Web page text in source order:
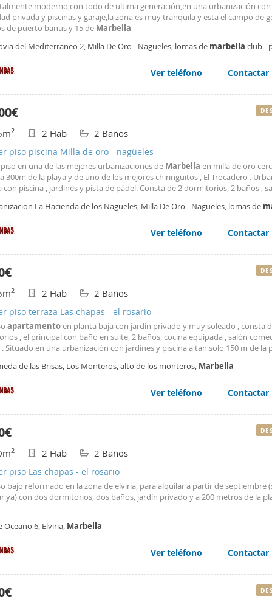
moderno,con todo de ultima generación,en una urbanización con
privada y piscinas y garaje,la zona es muy tranquila y esta el campo de
de puerto banus y 15 de Marbella
del Mediterraneo 2, Milla De Oro - Nagüeles, lomas de marbella club -
Ver teléfono Contactar
2 2 Hab 2 Baños
piso piscina Milla de oro - nagüeles
en una de las mejores urbanizaciones de Marbella en milla de oro
300m de la playa y de uno de los mejores chiringuitos , El Trocadero .
con piscina , jardines y pista de pádel. Consta de 2 dormitorios, 2 baños ,
. Fechas disponibles , última semana de julio 3000? Mes de agosto
La Hacienda de los Nagueles, Milla De Oro - Nagüeles, lomas de
Ver teléfono Contactar
2 2 Hab 2 Baños
piso terraza Las chapas - el rosario
apartamentoen planta baja con jardín privado y muy soleado , consta
, el principal con baño en suite, 2 baños, cocina equipada , salón
Situado en una urbanización con jardines y piscina a tan solo 150 m de la
mes de julio completo por 7000?.
de las Brisas, Los Monteros, alto de los monteros, Marbella
Ver teléfono Contactar
2 2 Hab 2 Baños
piso Las chapas - el rosario
bajo reformado en la zona de elviria, para alquilar a partir de septiembre
ya) con dos dormitorios, dos baños, jardín privado y a 200 metros de la
Oceano 6, Elviria, Marbella
Ver teléfono Contactar